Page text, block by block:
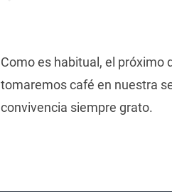
Como es habitual, el próximo
tomaremos café en nuestra
convivencia siempre grato.